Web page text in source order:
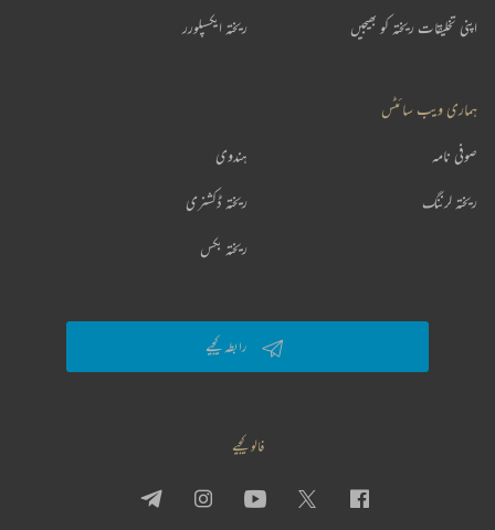
اپنی تخلیقات ریختہ کو بھیجیں ریختہ ایکسپلورر
ہماری ویب سائٹس
ہندوی صوفی نامہ
ریختہ ڈکشنری ریختہ لرننگ
ریختہ بکس
رابطہ کیجیے
فالو کیجیے